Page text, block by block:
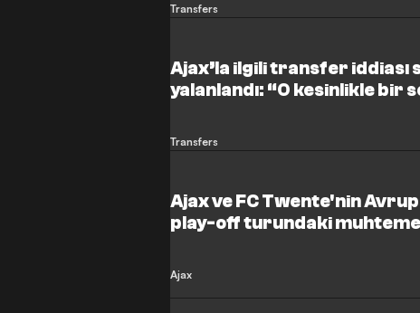
Transfers
Ajax’la ilgili transfer iddiası
yalanlandı: “O kesinlikle bir
Transfers
Ajax ve FC Twente'nin
play-off turundaki
Ajax